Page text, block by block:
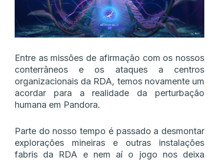
Entre as missões de afirmação com os nossos
conterrâneos e os ataques a centros
organizacionais da RDA, temos novamente um
acordar para a realidade da perturbação
humana em Pandora.
Parte do nosso tempo é passado a desmontar
explorações mineiras e outras instalações
fabris da RDA e nem aí o jogo nos deixa